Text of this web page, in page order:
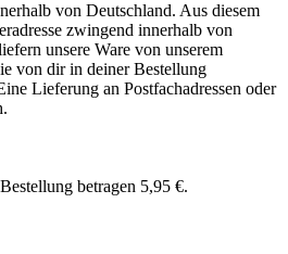
von Deutschland. Aus diesem
zwingend innerhalb von
unsere Ware von unserem
von dir in deiner Bestellung
Lieferung an Postfachadressen oder
betragen 5,95 €.